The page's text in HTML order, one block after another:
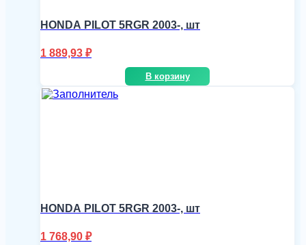
HONDA PILOT 5RGR 2003-, шт
1 889,93 ₽
В корзину
HONDA PILOT 5RGR 2003-, шт
1 768,90 ₽